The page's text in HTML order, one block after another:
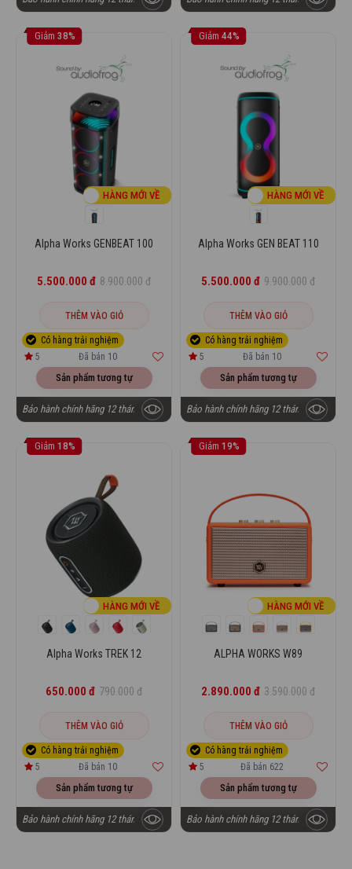
Peak) cùng chất âm Alpha Works Signature Sound sống
động. Với pin 2200mAh cho 7 giờ chơi nhạc, chuẩn kháng
nước IPX5, đèn LED RGB cá tính và tính năng TWS, iKON 10
sẵn sàng đồng hành cùng bạn mọi lúc, mọi nơi.
Nếu bạn đang tìm một chiếc loa vừa gọn nhẹ, bền bỉ vừa đủ
sức khuấy động không gian cá nhân, thì iKON 10 chính là lựa
chọn để bạn bật nhạc REAL và thể hiện chất riêng của mình.
Giảm 38%
HÀNG MỚI VỀ
Alpha Works GENBEAT 100
5.500.000 đ 8.900.000 đ
THÊM VÀO GIỎ
5 Đã bán 10
Sản phẩm tương tự
Bảo hành chính hãng 12 tháng
Giảm 44%
HÀNG MỚI VỀ
Alpha Works GEN BEAT 110
5.500.000 đ 9.900.000 đ
THÊM VÀO GIỎ
5 Đã bán 10
Sản phẩm tương tự
Bảo hành chính hãng 12 tháng
Giảm 18%
HÀNG MỚI VỀ
Alpha Works TREK 12
650.000 đ 790.000 đ
THÊM VÀO GIỎ
5 Đã bán 10
Sản phẩm tương tự
Bảo hành chính hãng 12 tháng
Giảm 19%
HÀNG MỚI VỀ
ALPHA WORKS W89
2.890.000 đ 3.590.000 đ
THÊM VÀO GIỎ
5 Đã bán 622
Sản phẩm tương tự
Bảo hành chính hãng 12 tháng